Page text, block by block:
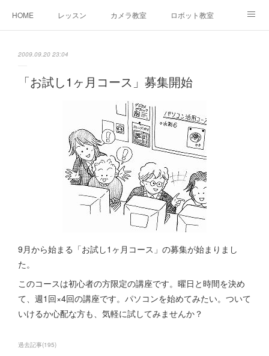
HOME レッスン カメラ教室 ロボット教室
2009.09.20 23:04
「お試し1ヶ月コース」募集開始
9月から始まる「お試し1ヶ月コース」の募集が始まりまし
た。
このコースは初心者の方限定の講座です。曜日と時間を決め
て、週1回×4回の講座です。パソコンを始めてみたい。ついて
いけるか心配な方も、気軽に試してみませんか？
過去記事(195)